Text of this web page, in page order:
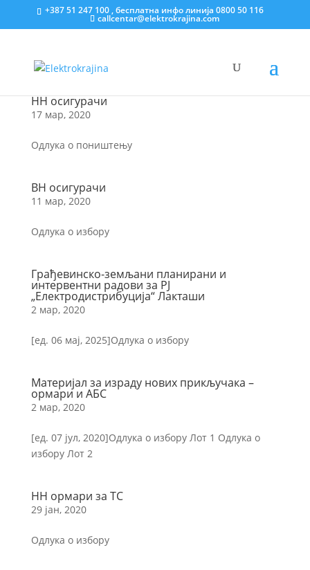
+387 51 247 100 , бесплатна инфо линија 0800 50 116
callcentar@elektrokrajina.com
НН осигурачи
17 мар, 2020
Одлука о поништењу
ВН осигурачи
11 мар, 2020
Одлука о избору
Грађевинско-земљани планирани и
интервентни радови за РЈ
„Електродистрибуција“ Лакташи
2 мар, 2020
[ед. 06 мај, 2025]Одлука о избору
Материјал за израду нових прикључака –
ормари и АБС
2 мар, 2020
[ед. 07 јул, 2020]Одлука о избору Лот 1 Одлука о
избору Лот 2
НН ормари за ТС
29 јан, 2020
Одлука о избору